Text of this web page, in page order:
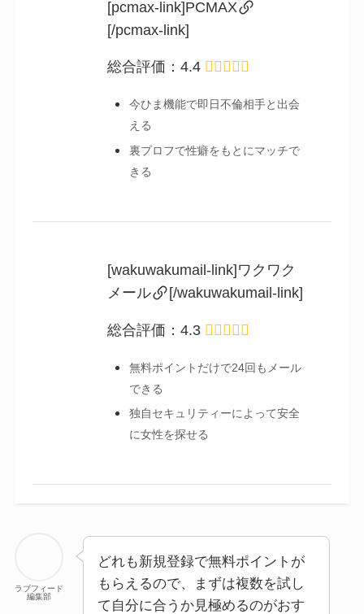
[pcmax-link]PCMAX
[/pcmax-link]
総合評価：4.4
今ひま機能で即日不倫相手と出会
える
裏プロフで性癖をもとにマッチで
きる
[wakuwakumail-link]ワクワク
メール
[/wakuwakumail-link]
総合評価：4.3
無料ポイントだけで24回もメール
できる
独自セキュリティーによって安全
に女性を探せる
ラブフィード
編集部
どれも新規登録で無料ポイントが
もらえるので、まずは複数を試し
て自分に合うか見極めるのがおす